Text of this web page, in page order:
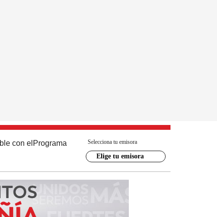
con el Programa Selecciona tu emisora
Elige tu emisora